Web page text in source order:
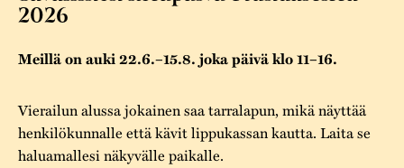
Saavutettavuus
Turvallisuus
Rakennusperintö
Museokokoelmat
Museopedagogiikka
Markkinat
Vuosikertomukset
Vuoden Gunnar
2026
Meillä on auki 22.6.–15.8. joka päivä klo 11–16.
Vierailun alussa jokainen saa tarralapun, mikä näyttää
henkilökunnalle että kävit lippukassan kautta. Laita se
haluamallesi näkyvälle paikalle.